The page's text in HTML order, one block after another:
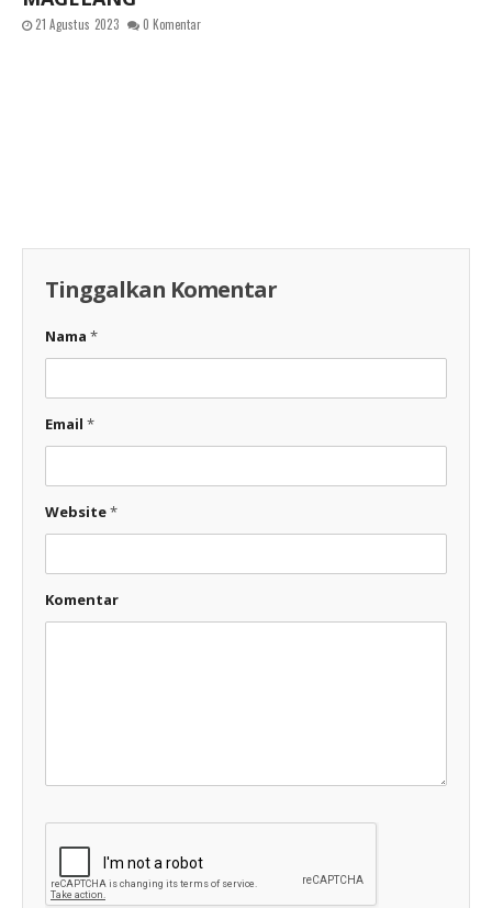
21 Agustus 2023 0 Komentar
Tinggalkan Komentar
Nama *
Email *
Website*
Komentar